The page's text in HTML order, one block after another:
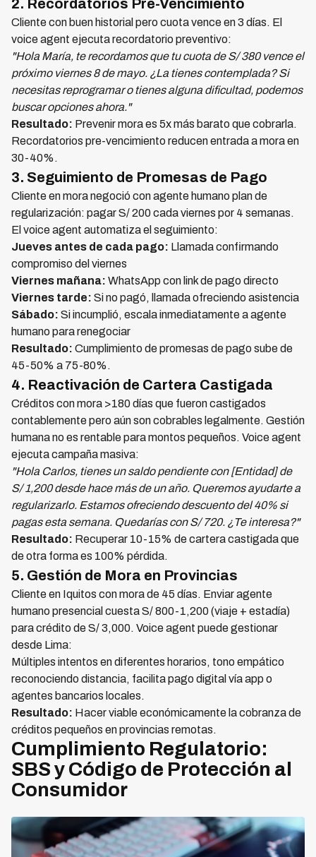
2. Recordatorios Pre-Vencimiento
Cliente con buen historial pero cuota vence en 3 días. El
voice agent ejecuta recordatorio preventivo:
"Hola María, te recordamos que tu cuota de S/ 380 vence el
próximo viernes 8 de mayo. ¿La tienes contemplada? Si
necesitas reprogramar o tienes alguna dificultad, podemos
buscar opciones ahora."
Resultado: Prevenir mora es 5x más barato que cobrarla.
Recordatorios pre-vencimiento reducen entrada a mora en
30-40%.
3. Seguimiento de Promesas de Pago
Cliente en mora negoció con agente humano plan de
regularización: pagar S/ 200 cada viernes por 4 semanas.
El voice agent automatiza el seguimiento:
Jueves antes de cada pago: Llamada confirmando
compromiso del viernes
Viernes mañana: WhatsApp con link de pago directo
Viernes tarde: Si no pagó, llamada ofreciendo asistencia
Sábado: Si incumplió, escala inmediatamente a agente
humano para renegociar
Resultado: Cumplimiento de promesas de pago sube de
45-50% a 75-80%.
4. Reactivación de Cartera Castigada
Créditos con mora >180 días que fueron castigados
contablemente pero aún son cobrables legalmente. Gestión
humana no es rentable para montos pequeños. Voice agent
ejecuta campaña masiva:
"Hola Carlos, tienes un saldo pendiente con [Entidad] de
S/ 1,200 desde hace más de un año. Queremos ayudarte a
regularizarlo. Estamos ofreciendo descuento del 40% si
pagas esta semana. Quedarías con S/ 720. ¿Te interesa?"
Resultado: Recuperar 10-15% de cartera castigada que
de otra forma es 100% pérdida.
5. Gestión de Mora en Provincias
Cliente en Iquitos con mora de 45 días. Enviar agente
humano presencial cuesta S/ 800-1,200 (viaje + estadía)
para crédito de S/ 3,000. Voice agent puede gestionar
desde Lima:
Múltiples intentos en diferentes horarios, tono empático
reconociendo distancia, facilita pago digital vía app o
agentes bancarios locales.
Resultado: Hacer viable económicamente la cobranza de
créditos pequeños en provincias remotas.
Cumplimiento Regulatorio:
SBS y Código de Protección al
Consumidor